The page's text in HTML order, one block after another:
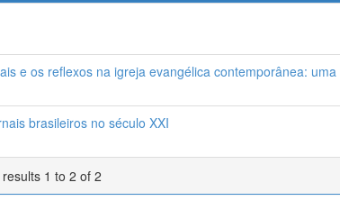
e os reflexos na igreja evangélica contemporânea: uma
brasileiros no século XXI
1 to 2 of 2